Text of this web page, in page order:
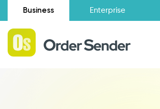
Business Enterprise